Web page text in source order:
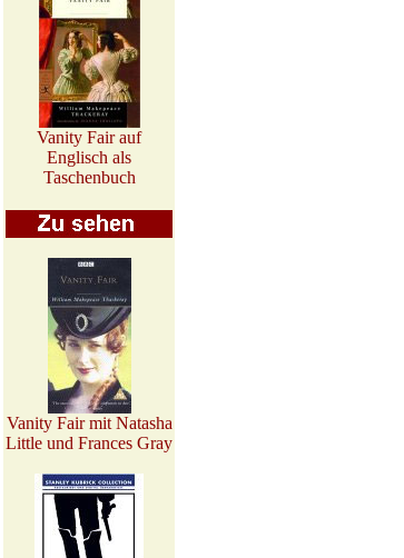
Vanity Fair auf
Englisch als
Taschenbuch
Vanity Fair mit Natasha
Little und Frances Gray